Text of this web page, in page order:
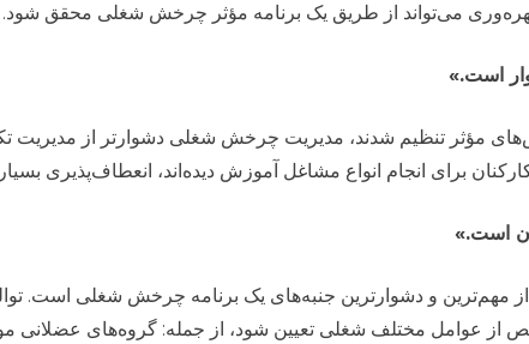
می‌تواند از طریق یک برنامه مؤثر چرخش شغلی محقق شود.
مؤثر تنظیم شدند، مدیریت چرخش شغلی دشوارتر از مدیریت
برای انجام انواع مشاغل آموزش دیده‌اند، انعطاف‌پذیری
مهم‌ترین و دشوارترین جنبه‌های یک برنامه چرخش شغلی است.
از عوامل مختلف شغلی تعیین شود، از جمله: گروه‌های عضلانی